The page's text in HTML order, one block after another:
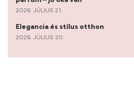
2026. JÚLIUS 21.
Elegancia és stílus otthon
2026. JÚLIUS 20.